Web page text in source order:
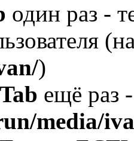
один раз -
)
Tab ещё раз
media/